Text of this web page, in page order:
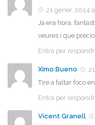
21 gener, 2014
Ja era hora,
veures i que
Entra per
Ximo Bueno
Tire a faltar foco
Entra per
Vicent Granell